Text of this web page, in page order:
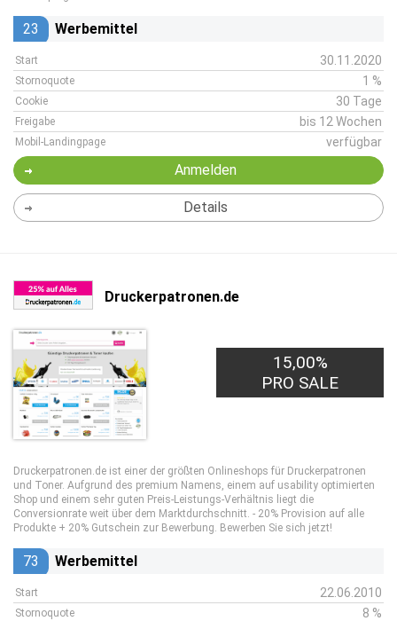
23 Werbemittel
Start 30.11.2020
Stornoquote 1 %
Cookie 30 Tage
Freigabe bis 12 Wochen
Mobil-Landingpage verfügbar
Anmelden
Details
Druckerpatronen.de
15,00%
PRO SALE
Druckerpatronen.de ist einer der größten Onlineshops für Druckerpatronen
und Toner. Aufgrund des premium Namens, einem auf usability optimierten
Shop und einem sehr guten Preis-Leistungs-Verhältnis liegt die
Conversionrate weit über dem Marktdurchschnitt. - 20% Provision auf alle
Produkte + 20% Gutschein zur Bewerbung. Bewerben Sie sich jetzt!
73 Werbemittel
Start 22.06.2010
Stornoquote 8 %